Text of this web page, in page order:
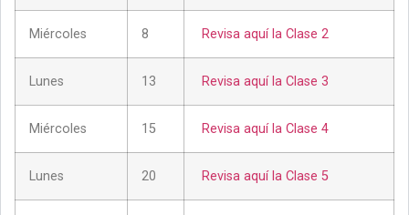
Miércoles 8 Revisa aquí la Clase 2
Lunes 13 Revisa aquí la Clase 3
Miércoles 15 Revisa aquí la Clase 4
Lunes 20 Revisa aquí la Clase 5